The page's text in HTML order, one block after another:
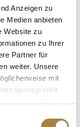
Anzeigen zu
Medien anbieten
Website zu
zu Ihrer
Partner für
weiter. Unsere
mit
bereitgestellt
ging an